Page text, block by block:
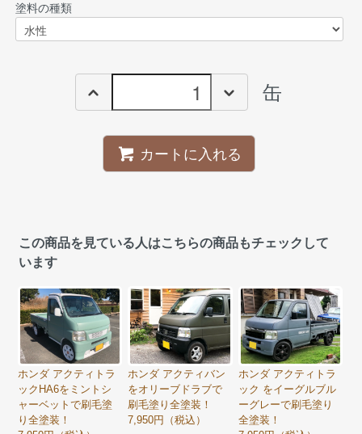
塗料の種類
缶
カートに入れる
この商品を見ている人はこちらの商品もチェックして
います
ホンダ アクティトラ
ックHA6をミントシ
ャーベットで刷毛塗
り全塗装！
ホンダ アクティバン
をオリーブドラブで
刷毛塗り全塗装！
7,950円（税込）
ホンダ アクティトラ
ック をイーグルブル
ーグレーで刷毛塗り
全塗装！